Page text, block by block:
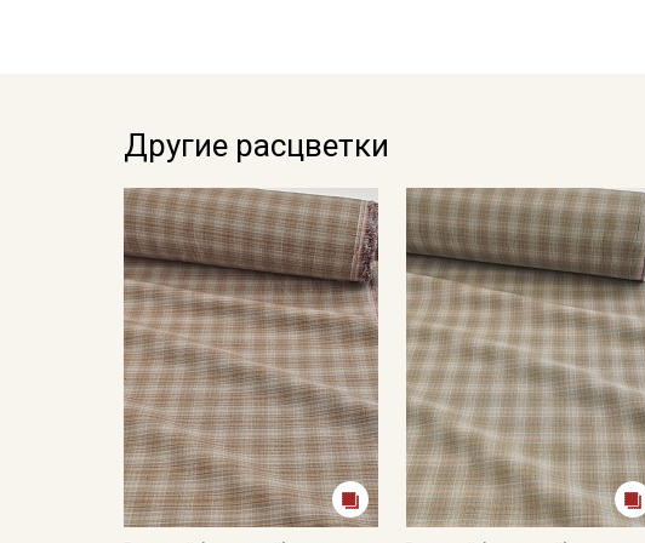
Другие расцветки